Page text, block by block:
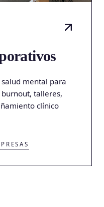
mental para
talleres,
clínico